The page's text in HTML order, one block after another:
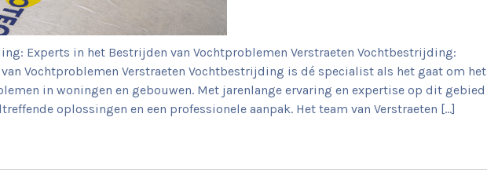
Experts in het Bestrijden van Vochtproblemen Verstraeten Vochtbestrijding:
Vochtproblemen Verstraeten Vochtbestrijding is dé specialist als het gaat om het
in woningen en gebouwen. Met jarenlange ervaring en expertise op dit gebied
oplossingen en een professionele aanpak. Het team van Verstraeten […]